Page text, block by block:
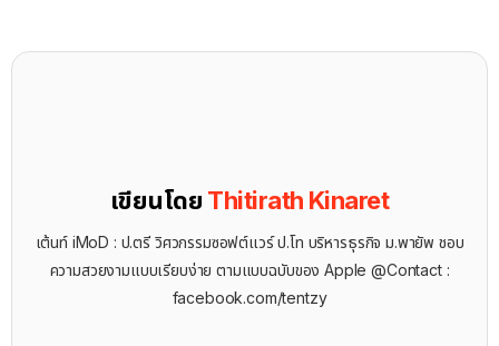
เขียนโดย Thitirath Kinaret
เต้นท์ iMoD : ป.ตรี วิศวกรรมซอฟต์แวร์ ป.โท บริหารธุรกิจ ม.พายัพ ชอบ
ความสวยงามแบบเรียบง่าย ตามแบบฉบับของ Apple @Contact :
facebook.com/tentzy